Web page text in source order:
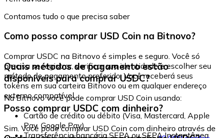
Contamos tudo o que precisa saber
Como posso comprar USD Coin na Bitnovo?
Comprar USDC na Bitnovo é simples e seguro. Você só
precisa se registrar, verificar sua identidade e escolher seu
método de pagamento preferido. Você receberá seus
tokens em sua carteira Bitnovo ou em qualquer endereço
externo compatível.
Quais métodos de pagamento estão
disponíveis para comprar USDC?
Na Bitnovo você pode comprar USD Coin usando:
Cartão de crédito ou débito (Visa, Mastercard, Apple
Pay, Google Pay)
Transferência bancária SEPA ou SEPA Instantânea
Posso comprar USDC com dinheiro?
Sim. Você pode comprar USD Coin com dinheiro através de